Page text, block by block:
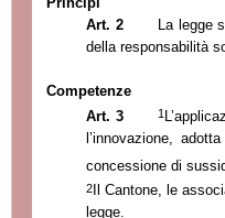
Art. 2
La legge
della responsabilità
Competenze
Art. 3
1
l’innovazione,
concessione di
2
Il Cantone, le
legge.